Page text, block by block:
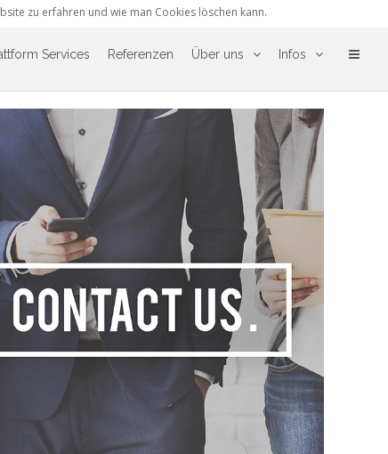
zu erfahren und wie man Cookies löschen kann.
Services Referenzen Über uns Infos